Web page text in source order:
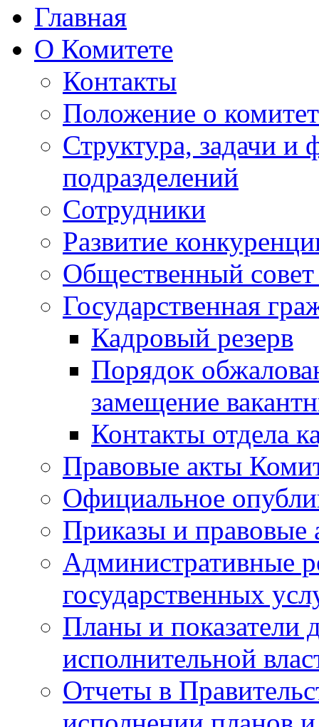
Главная
О Комитете
Контакты
Положение о
Структура, задачи и
подразделений
Сотрудники
Развитие
Общественный совет
Государственная
Кадровый резерв
Порядок
замещение
Контакты отдела
Правовые акты
Официальное
Приказы и правовые
Административные
государственных
Планы и показатели
исполнительной
Отчеты в